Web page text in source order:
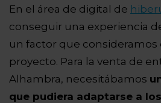
En el área de digital de
conseguir una experiencia
un factor que consideramos
proyecto. Para la venta de
Alhambra, necesitábamos
que pudiera adaptarse a